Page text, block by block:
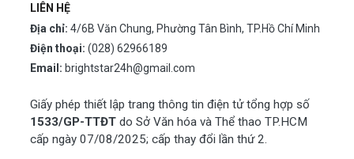
LIÊN HỆ
Địa chỉ: 4/6B Văn Chung, Phường Tân Bình, TP.Hồ Chí Minh
Điện thoại: (028) 62966189
Email: brightstar24h@gmail.com
Giấy phép thiết lập trang thông tin điện tử tổng hợp số
1533/GP-TTĐT do Sở Văn hóa và Thể thao TP.HCM
cấp ngày 07/08/2025; cấp thay đổi lần thứ 2.